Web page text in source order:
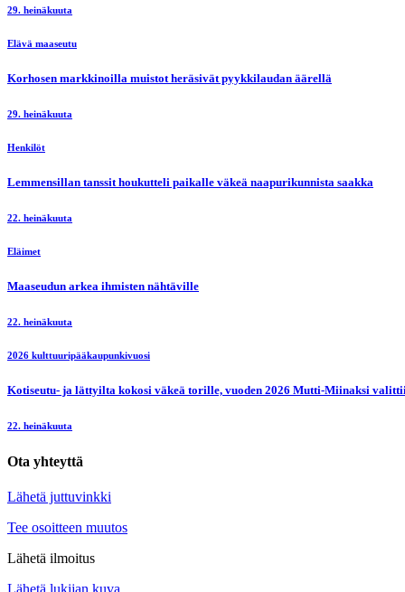
29. heinäkuuta
Elävä maaseutu
Korhosen markkinoilla muistot heräsivät pyykkilaudan äärellä
29. heinäkuuta
Henkilöt
Lemmensillan tanssit houkutteli paikalle väkeä naapurikunnista saakka
22. heinäkuuta
Eläimet
Maaseudun arkea ihmisten nähtäville
22. heinäkuuta
2026 kulttuuripääkaupunkivuosi
Kotiseutu- ja lättyilta kokosi väkeä torille, vuoden 2026 Mutti-Miinaksi
22. heinäkuuta
Ota yhteyttä
Lähetä juttuvinkki
Tee osoitteen muutos
Lähetä ilmoitus
Lähetä lukijan kuva